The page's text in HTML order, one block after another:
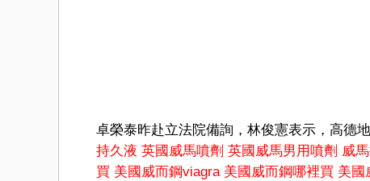
卓榮泰昨赴立法院備詢，林俊憲表示，高德
持久液 英國威馬噴劑 英國威馬男用噴劑 威
買 美國威而鋼viagra 美國威而鋼哪裡買 美國